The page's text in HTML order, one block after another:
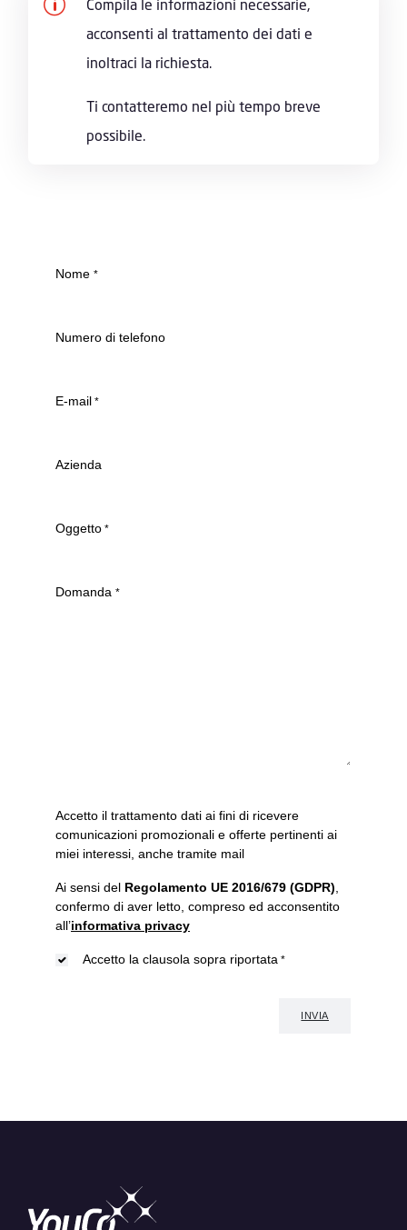
Compila le informazioni necessarie,
acconsenti al trattamento dei dati e
inoltraci la richiesta.
Ti contatteremo nel più tempo breve
possibile.